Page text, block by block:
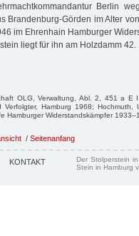
Berlin
Brandenburg-Görden im Alter
im Ehrenhain Hamburger
liegt für ihn am Holzdamm 42.
OLG, Verwaltung, Abl. 2, 451 a E
Verfolgter, Hamburg 1968; Hochmuth,
Hamburger Widerstandskämpfer
/ Seitenanfang
KONTAKT
Der Stolperstein
Stein in Hamburg